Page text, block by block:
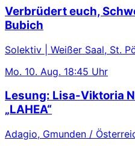
Verbrüdert euch,
Bubich
Solektiv | Weißer Saal, St.
Mo. 10. Aug. 18:45 Uhr
Lesung: Lisa-Viktoria
„LAHEA“
Adagio, Gmunden /